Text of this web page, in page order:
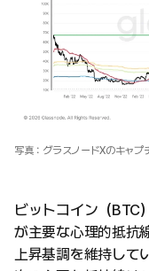
写真：グラスノードXのキャプ
ビットコイン（BTC）
が主要な心理的抵抗
上昇基調を維持して